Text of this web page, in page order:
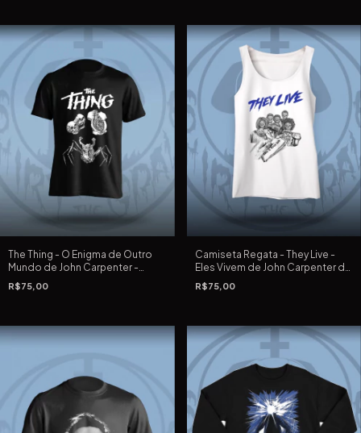
The Thing - O Enigma de Outro
Mundo de John Carpenter -
Camiseta Preta Tradicional e
Extra Grande
R$75,00
Camiseta Regata - They Live -
Eles Vivem de John Carpenter de
1988 - Branca/Clara
R$75,00